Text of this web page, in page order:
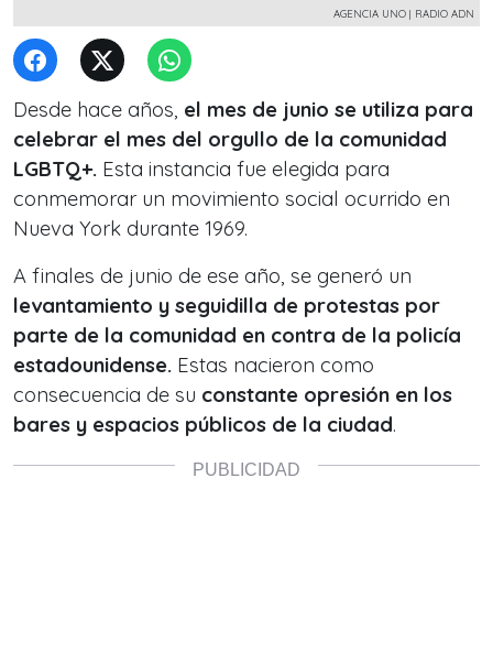
AGENCIA UNO | RADIO ADN
Desde hace años, el mes de junio se utiliza para
celebrar el mes del orgullo de la comunidad
LGBTQ+. Esta instancia fue elegida para
conmemorar un movimiento social ocurrido en
Nueva York durante 1969.
A finales de junio de ese año, se generó un
levantamiento y seguidilla de protestas por
parte de la comunidad en contra de la policía
estadounidense. Estas nacieron como
consecuencia de su constante opresión en los
bares y espacios públicos de la ciudad.